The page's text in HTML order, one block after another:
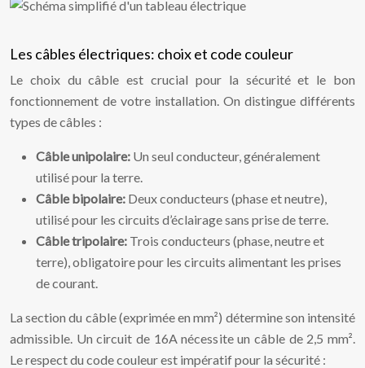
Les câbles électriques: choix et code couleur
Le choix du câble est crucial pour la sécurité et le bon
fonctionnement de votre installation. On distingue différents
types de câbles :
Câble unipolaire: Un seul conducteur, généralement
utilisé pour la terre.
Câble bipolaire: Deux conducteurs (phase et neutre),
utilisé pour les circuits d’éclairage sans prise de terre.
Câble tripolaire: Trois conducteurs (phase, neutre et
terre), obligatoire pour les circuits alimentant les prises
de courant.
La section du câble (exprimée en mm²) détermine son intensité
admissible. Un circuit de 16A nécessite un câble de 2,5 mm².
Le respect du code couleur est impératif pour la sécurité :